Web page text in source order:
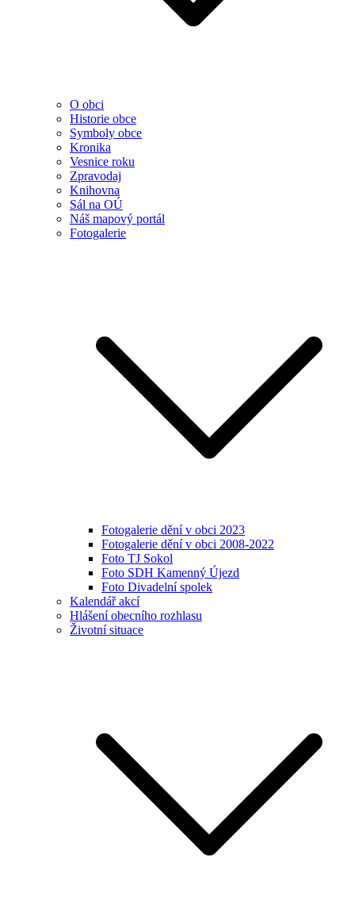
O obci
Historie obce
Symboly obce
Kronika
Vesnice roku
Zpravodaj
Knihovna
Sál na OÚ
Náš mapový portál
Fotogalerie
Fotogalerie dění v obci 2023
Fotogalerie dění v obci 2008-2022
Foto TJ Sokol
Foto SDH Kamenný Újezd
Foto Divadelní spolek
Kalendář akcí
Hlášení obecního rozhlasu
Životní situace